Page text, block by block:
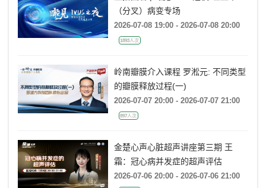
直播回看 | 瞰见 IVUS之夜-左主干
（分叉）病变专场
2026-07-08 19:00 - 2026-07-08 20:00
岭南瓣膜介入课程 罗淞元: 不同类型
的瓣膜释放过程(一)
2026-07-07 20:00 - 2026-07-07 21:00
金楚心声心脏超声讲座第三期 王
霜：冠心病并发症的超声评估